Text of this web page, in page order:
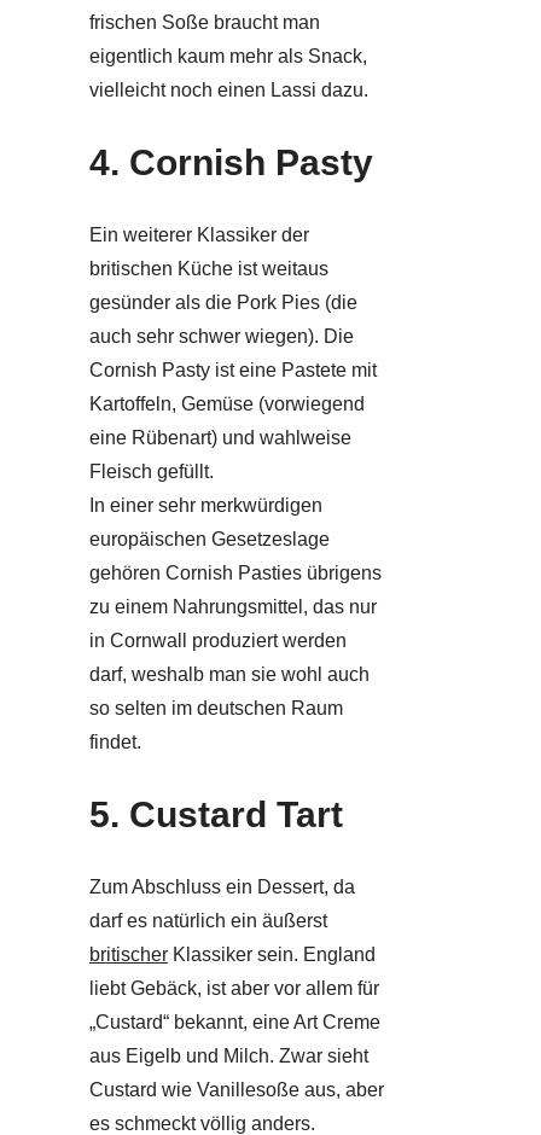
frischen Soße braucht man
eigentlich kaum mehr als Snack,
vielleicht noch einen Lassi dazu.
4. Cornish Pasty
Ein weiterer Klassiker der
britischen Küche ist weitaus
gesünder als die Pork Pies (die
auch sehr schwer wiegen). Die
Cornish Pasty ist eine Pastete mit
Kartoffeln, Gemüse (vorwiegend
eine Rübenart) und wahlweise
Fleisch gefüllt.
In einer sehr merkwürdigen
europäischen Gesetzeslage
gehören Cornish Pasties übrigens
zu einem Nahrungsmittel, das nur
in Cornwall produziert werden
darf, weshalb man sie wohl auch
so selten im deutschen Raum
findet.
5. Custard Tart
Zum Abschluss ein Dessert, da
darf es natürlich ein äußerst
britischer Klassiker sein. England
liebt Gebäck, ist aber vor allem für
„Custard“ bekannt, eine Art Creme
aus Eigelb und Milch. Zwar sieht
Custard wie Vanillesoße aus, aber
es schmeckt völlig anders.